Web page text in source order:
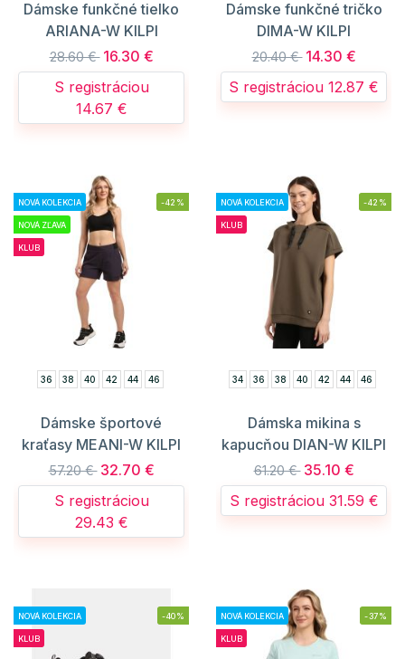
Dámske funkčné tielko
ARIANA-W KILPI
28.60 € 16.30 €
S registráciou
14.67 €
Dámske funkčné tričko
DIMA-W KILPI
20.40 € 14.30 €
S registráciou 12.87 €
NOVÁ KOLEKCIA
NOVÁ ZĽAVA
KLUB
-42%
36 38 40 42 44 46
Dámske športové
kraťasy MEANI-W KILPI
57.20 € 32.70 €
S registráciou
29.43 €
NOVÁ KOLEKCIA
KLUB
-42%
34 36 38 40 42 44 46
Dámska mikina s
kapucňou DIAN-W KILPI
61.20 € 35.10 €
S registráciou 31.59 €
NOVÁ KOLEKCIA
KLUB
-40% NOVÁ KOLEKCIA
KLUB
-37%